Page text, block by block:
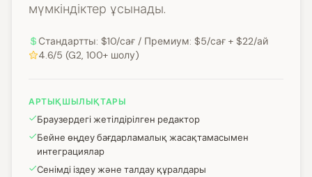
мүмкіндіктер ұсынады.
Стандартты: $10/сағ / Премиум: $5/сағ + $22/ай
4.6/5 (G2, 100+ шолу)
АРТЫҚШЫЛЫҚТАРЫ
Браузердегі жетілдірілген редактор
Бейне өңдеу бағдарламалық жасақтамасымен
интеграциялар
Сенімді іздеу және талдау құралдары